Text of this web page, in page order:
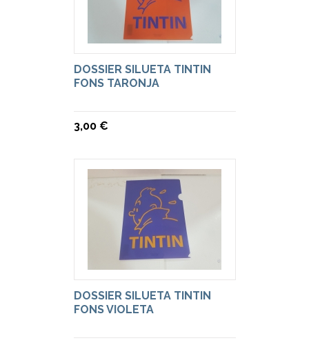
DOSSIER SILUETA TINTIN
FONS TARONJA
3,00 €
DOSSIER SILUETA TINTIN
FONS VIOLETA